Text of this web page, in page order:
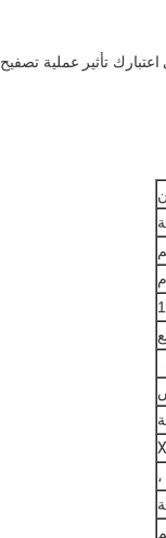
تأثير عملية تصفيح
X